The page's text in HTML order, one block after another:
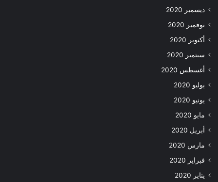
ديسمبر 2020
نوفمبر 2020
أكتوبر 2020
سبتمبر 2020
أغسطس 2020
يوليو 2020
يونيو 2020
مايو 2020
أبريل 2020
مارس 2020
فبراير 2020
يناير 2020